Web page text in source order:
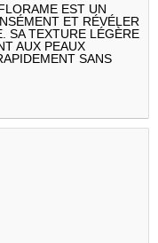
EST UN
ET RÉVÉLER
SA TEXTURE LÉGÈRE
AUX PEAUX
SANS